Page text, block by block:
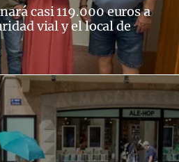
casi 119.000 euros a
vial y el local de